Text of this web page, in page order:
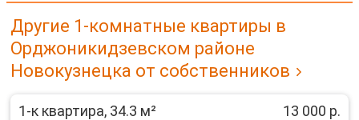
Другие 1-комнатные квартиры в
Орджоникидзевском районе
Новокузнецка от собственников
1-к квартира, 34.3 м² 13 000 р.